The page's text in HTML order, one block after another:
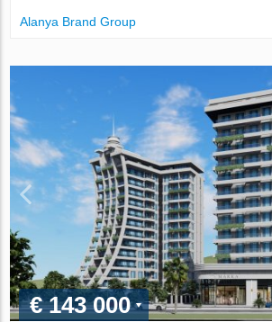
Alanya Brand Group
€ 143 000